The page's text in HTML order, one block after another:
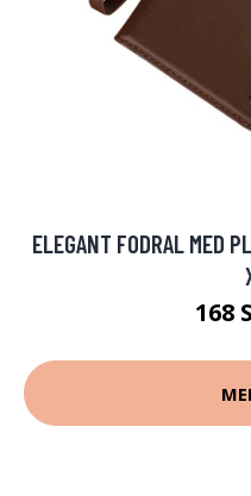
ELEGANT FODRAL MED
168